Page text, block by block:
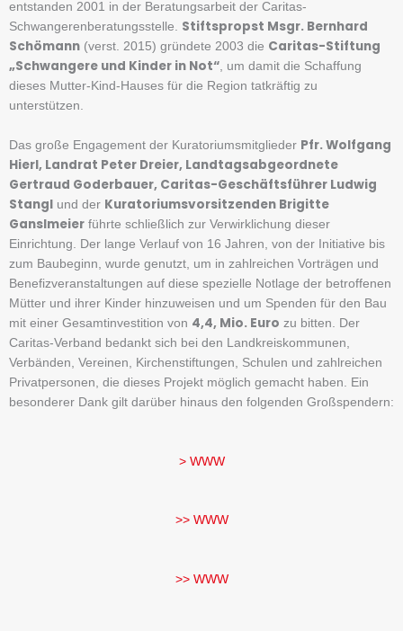
entstanden 2001 in der Beratungsarbeit der Caritas-
Schwangerenberatungsstelle. Stiftspropst Msgr. Bernhard
Schömann (verst. 2015) gründete 2003 die Caritas-Stiftung
„Schwangere und Kinder in Not“ , um damit die Schaffung
dieses Mutter-Kind-Hauses für die Region tatkräftig zu
unterstützen.
Das große Engagement der Kuratoriumsmitglieder Pfr. Wolfgang
Hierl, Landrat Peter Dreier, Landtagsabgeordnete
Gertraud Goderbauer, Caritas-Geschäftsführer Ludwig
Stangl und der Kuratoriumsvorsitzenden Brigitte
Ganslmeier führte schließlich zur Verwirklichung dieser
Einrichtung. Der lange Verlauf von 16 Jahren, von der Initiative bis
zum Baubeginn, wurde genutzt, um in zahlreichen Vorträgen und
Benefizveranstaltungen auf diese spezielle Notlage der betroffenen
Mütter und ihrer Kinder hinzuweisen und um Spenden für den Bau
mit einer Gesamtinvestition von 4,4, Mio. Euro zu bitten. Der
Caritas-Verband bedankt sich bei den Landkreiskommunen,
Verbänden, Vereinen, Kirchenstiftungen, Schulen und zahlreichen
Privatpersonen, die dieses Projekt möglich gemacht haben. Ein
besonderer Dank gilt darüber hinaus den folgenden Großspendern:
> WWW
>> WWW
>> WWW